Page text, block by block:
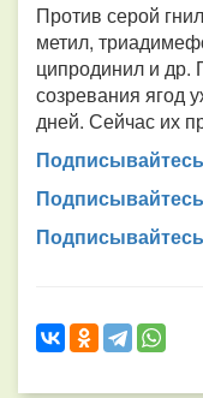
Против серой
метил,
ципродинил и др.
созревания ягод
дней. Сейчас их